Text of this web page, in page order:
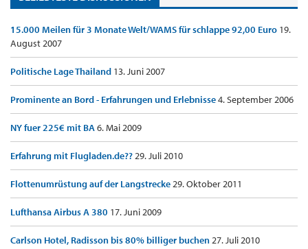
15.000 Meilen für 3 Monate Welt/WAMS für schlappe 92,00 Euro 19.
August 2007
Politische Lage Thailand 13. Juni 2007
Prominente an Bord - Erfahrungen und Erlebnisse4. September 2006
NY fuer 225€ mit BA6. Mai 2009
Erfahrung mit Flugladen.de??29. Juli 2010
Flottenumrüstung auf der Langstrecke29. Oktober 2011
Lufthansa Airbus A 380 17. Juni 2009
Carlson Hotel, Radisson bis 80% billiger buchen27. Juli 2010